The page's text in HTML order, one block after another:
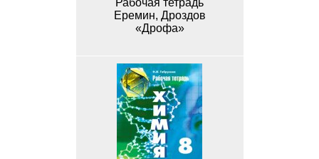
Рабочая тетрадь
Еремин, Дроздов
«Дрофа»